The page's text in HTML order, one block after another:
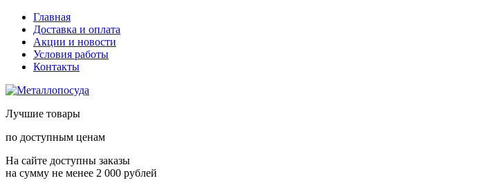
Главная
Доставка и оплата
Акции и новости
Условия работы
Контакты
Лучшие товары
по доступным ценам
На сайте доступны заказы
на сумму не менее 2 000 рублей